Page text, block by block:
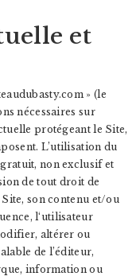
et
» (le
nécessaires sur
protégeant le Site,
L’utilisation du
non exclusif et
de tout droit de
son contenu et/ou
l‘utilisateur
altérer ou
de l’éditeur,
information ou